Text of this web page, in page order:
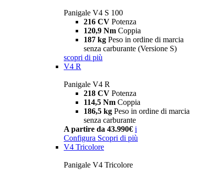
Panigale V4 S 100
216 CV Potenza
120,9 Nm Coppia
187 kg Peso in ordine di marcia
senza carburante (Versione S)
scopri di più
V4 R
Panigale V4 R
218 CV Potenza
114,5 Nm Coppia
186,5 kg Peso in ordine di marcia
senza carburante
A partire da 43.990€ i
Configura Scopri di più
V4 Tricolore
Panigale V4 Tricolore